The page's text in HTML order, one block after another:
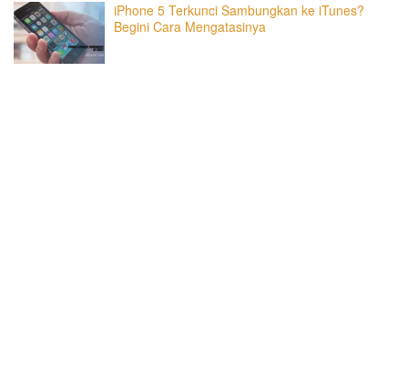
iPhone 5 Terkunci Sambungkan ke iTunes?
Begini Cara Mengatasinya